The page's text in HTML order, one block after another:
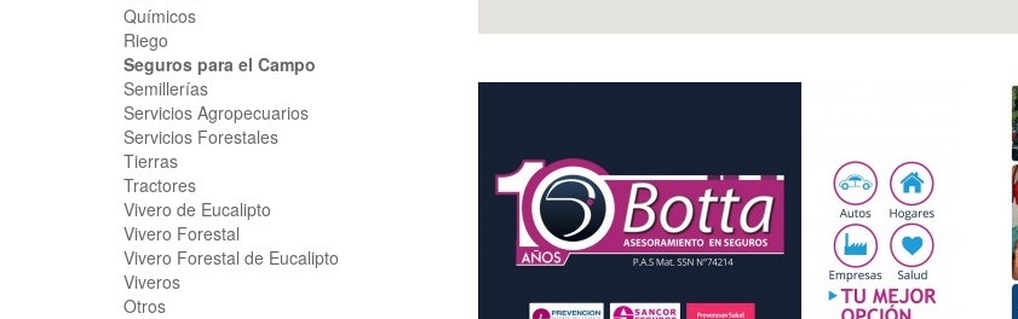
Químicos
Riego
Seguros para el Campo
Semillerías
Servicios Agropecuarios
Servicios Forestales
Tierras
Tractores
Vivero de Eucalipto
Vivero Forestal
Vivero Forestal de Eucalipto
Viveros
Otros